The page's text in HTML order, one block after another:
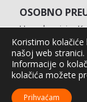
OSOBNO
U poslovnici u
karticom na
Agro Moto Shop ©
Koristimo
našoj web stranici.
Informacije o
kolačića možete
Prihvaćam